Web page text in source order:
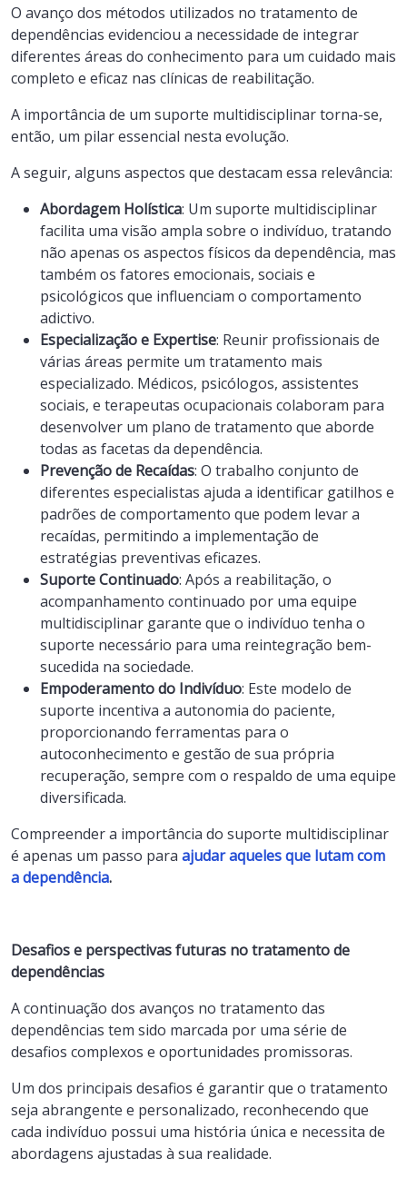
O avanço dos métodos utilizados no tratamento de
dependências evidenciou a necessidade de integrar
diferentes áreas do conhecimento para um cuidado mais
completo e eficaz nas clínicas de reabilitação.
A importância de um suporte multidisciplinar torna-se,
então, um pilar essencial nesta evolução.
A seguir, alguns aspectos que destacam essa relevância:
Abordagem Holística: Um suporte multidisciplinar
facilita uma visão ampla sobre o indivíduo, tratando
não apenas os aspectos físicos da dependência, mas
também os fatores emocionais, sociais e
psicológicos que influenciam o comportamento
adictivo.
Especialização e Expertise: Reunir profissionais de
várias áreas permite um tratamento mais
especializado. Médicos, psicólogos, assistentes
sociais, e terapeutas ocupacionais colaboram para
desenvolver um plano de tratamento que aborde
todas as facetas da dependência.
Prevenção de Recaídas: O trabalho conjunto de
diferentes especialistas ajuda a identificar gatilhos e
padrões de comportamento que podem levar a
recaídas, permitindo a implementação de
estratégias preventivas eficazes.
Suporte Continuado: Após a reabilitação, o
acompanhamento continuado por uma equipe
multidisciplinar garante que o indivíduo tenha o
suporte necessário para uma reintegração bem-
sucedida na sociedade.
Empoderamento do Indivíduo: Este modelo de
suporte incentiva a autonomia do paciente,
proporcionando ferramentas para o
autoconhecimento e gestão de sua própria
recuperação, sempre com o respaldo de uma equipe
diversificada.
Compreender a importância do suporte multidisciplinar
é apenas um passo para ajudar aqueles que lutam com
a dependência.
Desafios e perspectivas futuras no tratamento de
dependências
A continuação dos avanços no tratamento das
dependências tem sido marcada por uma série de
desafios complexos e oportunidades promissoras.
Um dos principais desafios é garantir que o tratamento
seja abrangente e personalizado, reconhecendo que
cada indivíduo possui uma história única e necessita de
abordagens ajustadas à sua realidade.